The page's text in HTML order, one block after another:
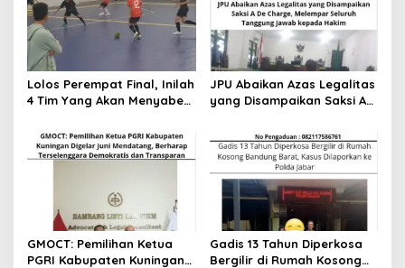
Lolos Perempat Final, Inilah
4 Tim Yang Akan Menyabet
2025
JPU Abaikan Azas Legalitas
yang Disampaikan Saksi A
Seluruh Tanggung Jawab
kepada Hakim
GMOCT: Pemilihan Ketua
PGRI Kabupaten Kuningan
Gadis 13 Tahun Diperkosa
Bergilir di Rumah Kosong